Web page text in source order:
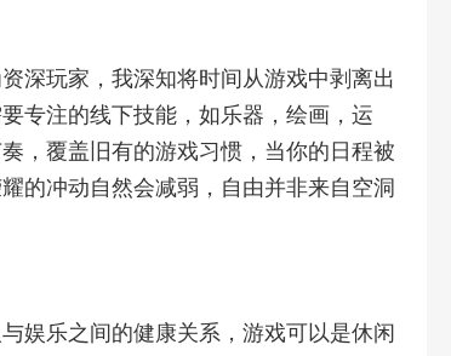
深玩家，我深知将时间从游戏中剥离出
专注的线下技能，如乐器，绘画，运
，覆盖旧有的游戏习惯，当你的日程被
的冲动自然会减弱，自由并非来自空洞
娱乐之间的健康关系，游戏可以是休闲